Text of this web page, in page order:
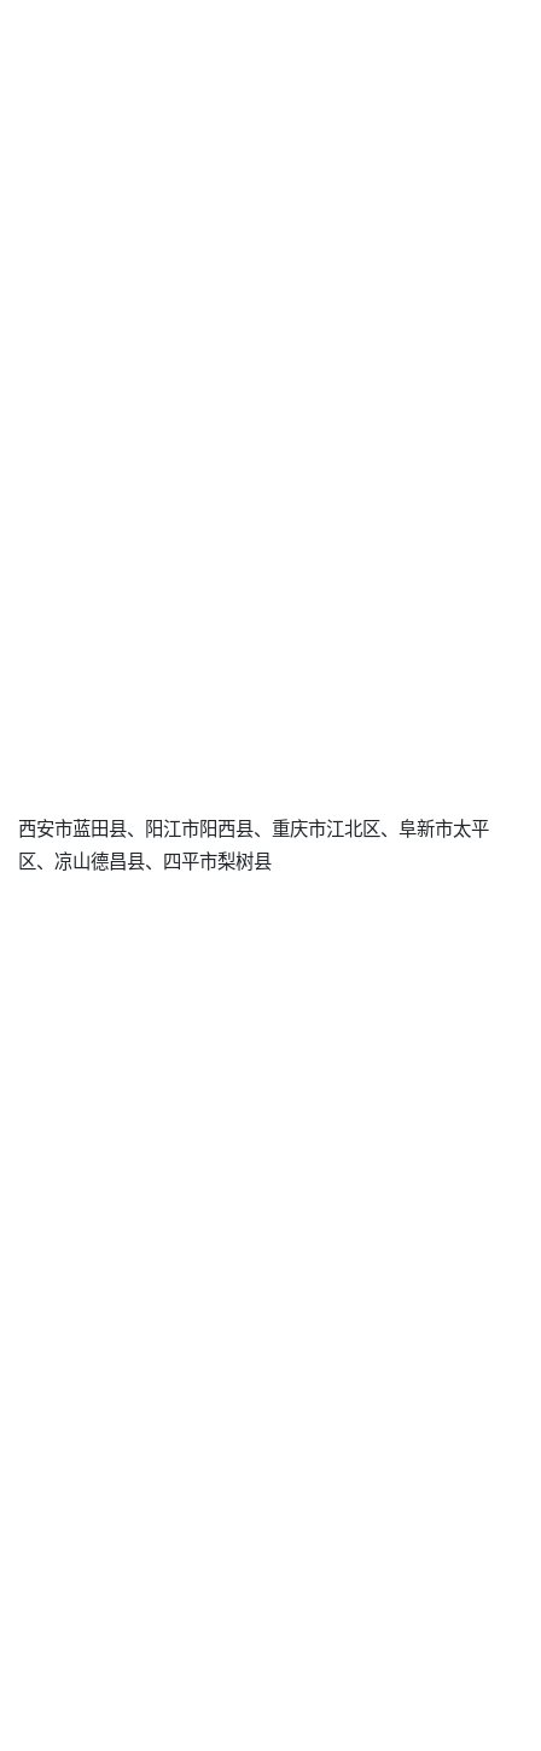
西安市蓝田县、阳江市阳西县、重庆市江北区、阜新市太平
区、凉山德昌县、四平市梨树县